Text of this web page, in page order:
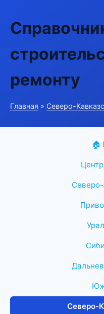
ремонту
Главная » Северо-
🏠
Северо-